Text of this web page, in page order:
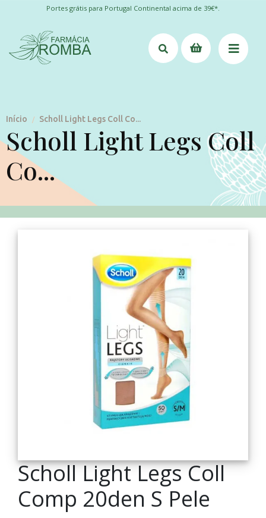
Portes grátis para Portugal Continental acima de 39€*.
Início / Scholl Light Legs Coll Co...
Scholl Light Legs Coll
Co...
Scholl Light Legs Coll
Comp 20den S Pele